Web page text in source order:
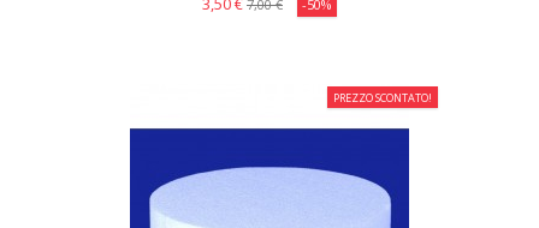
7,00 € -50%
PREZZO SCONTATO!